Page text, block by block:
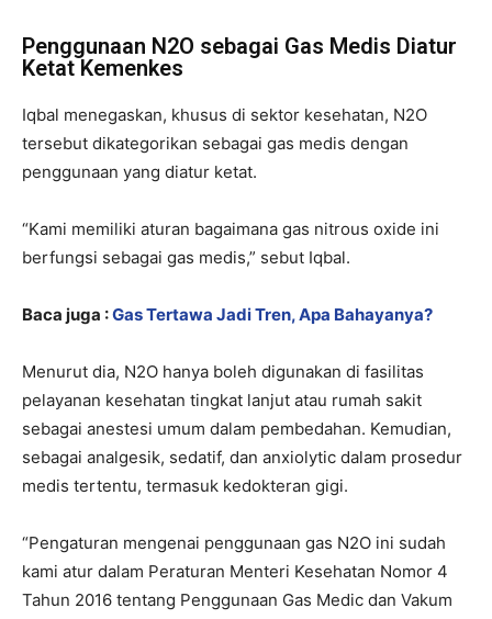
Penggunaan N2O sebagai Gas Medis Diatur
Ketat Kemenkes
Iqbal menegaskan, khusus di sektor kesehatan, N2O
tersebut dikategorikan sebagai gas medis dengan
penggunaan yang diatur ketat.
“Kami memiliki aturan bagaimana gas nitrous oxide ini
berfungsi sebagai gas medis,” sebut Iqbal.
Baca juga :Gas Tertawa Jadi Tren, Apa Bahayanya?
Menurut dia, N2O hanya boleh digunakan di fasilitas
pelayanan kesehatan tingkat lanjut atau rumah sakit
sebagai anestesi umum dalam pembedahan. Kemudian,
sebagai analgesik, sedatif, dan anxiolytic dalam prosedur
medis tertentu, termasuk kedokteran gigi.
“Pengaturan mengenai penggunaan gas N2O ini sudah
kami atur dalam Peraturan Menteri Kesehatan Nomor 4
Tahun 2016 tentang Penggunaan Gas Medic dan Vakum